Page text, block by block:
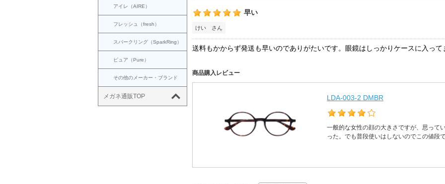
アイレ（AIRE）
フレッシュ（fresh）
スパークリング（SparkRing）
ピュア（Pure）
その他のメーカー・ブランド
メガネ通販TOP
早い
けい さん
送料もかからず発送も早いのでありがたいです。眼鏡はしっかりケースに入って
商品購入レビュー
LDA-003-2 DMBR
一般的な女性の顔の大きさですが、思って
った。でも普段使いはしないのでこの値段